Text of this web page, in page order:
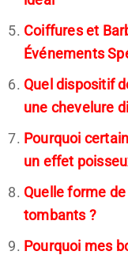
Coiffures et
Événements
Quel dispositif
une chevelure
Pourquoi
un effet
Quelle forme
tombants ?
Pourquoi mes